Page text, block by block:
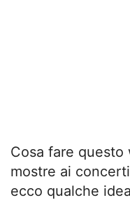
Cosa fare questo
mostre ai
ecco qualche